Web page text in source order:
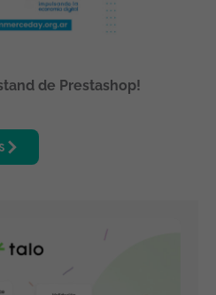
de Prestashop!